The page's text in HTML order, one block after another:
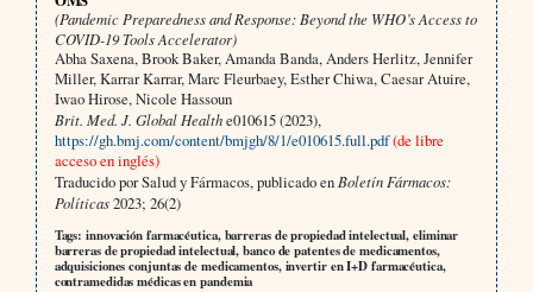
(Pandemic Preparedness and Response: Beyond the WHO’s Access to
COVID-19 Tools Accelerator)
Abha Saxena, Brook Baker, Amanda Banda, Anders Herlitz, Jennifer
Miller, Karrar Karrar, Marc Fleurbaey, Esther Chiwa, Caesar Atuire,
Iwao Hirose, Nicole Hassoun
Brit. Med. J. Global Healthe010615 (2023),
https://gh.bmj.com/content/bmjgh/8/1/e010615.full.pdf(de libre
acceso en inglés)
Traducido por Salud y Fármacos, publicado en Boletín Fármacos:
Políticas2023; 26(2)
Tags: innovación farmacéutica, barreras de propiedad intelectual, eliminar
barreras de propiedad intelectual, banco de patentes de medicamentos,
adquisiciones conjuntas de medicamentos, invertir en I+D farmacéutica,
contramedidas médicas en pandemia